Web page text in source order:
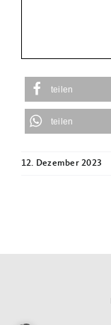
teilen
teilen
12. Dezember 2023